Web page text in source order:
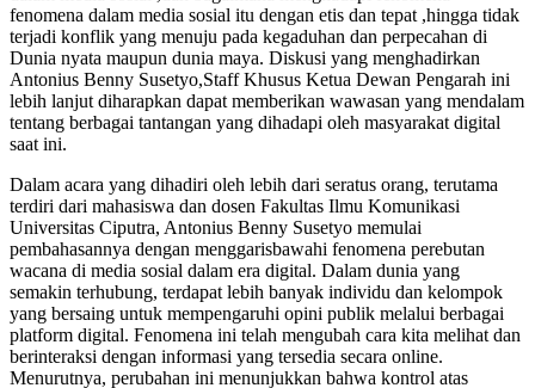
fenomena dalam media sosial itu dengan etis dan tepat ,hingga tidak
terjadi konflik yang menuju pada kegaduhan dan perpecahan di
Dunia nyata maupun dunia maya. Diskusi yang menghadirkan
Antonius Benny Susetyo,Staff Khusus Ketua Dewan Pengarah ini
lebih lanjut diharapkan dapat memberikan wawasan yang mendalam
tentang berbagai tantangan yang dihadapi oleh masyarakat digital
saat ini.
Dalam acara yang dihadiri oleh lebih dari seratus orang, terutama
terdiri dari mahasiswa dan dosen Fakultas Ilmu Komunikasi
Universitas Ciputra, Antonius Benny Susetyo memulai
pembahasannya dengan menggarisbawahi fenomena perebutan
wacana di media sosial dalam era digital. Dalam dunia yang
semakin terhubung, terdapat lebih banyak individu dan kelompok
yang bersaing untuk mempengaruhi opini publik melalui berbagai
platform digital. Fenomena ini telah mengubah cara kita melihat dan
berinteraksi dengan informasi yang tersedia secara online.
Menurutnya, perubahan ini menunjukkan bahwa kontrol atas